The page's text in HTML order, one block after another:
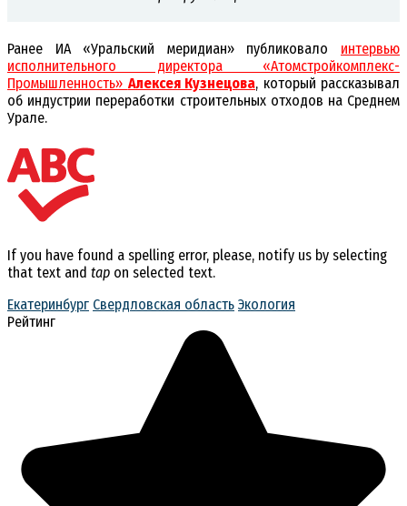
Ранее ИА «Уральский меридиан» публиковало интервью
исполнительного директора «Атомстройкомплекс-
Промышленность» Алексея Кузнецова, который рассказывал
об индустрии переработки строительных отходов на Среднем
Урале.
If you have found a spelling error, please, notify us by selecting
that text and tap on selected text.
Екатеринбург Свердловская область Экология
Рейтинг